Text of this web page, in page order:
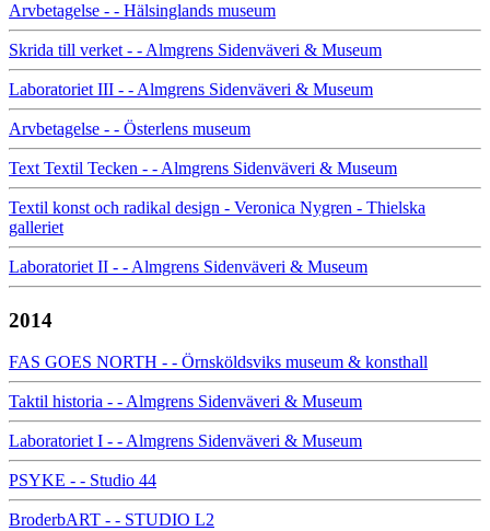
Arvbetagelse - - Hälsinglands museum
Skrida till verket - - Almgrens Sidenväveri & Museum
Laboratoriet III - - Almgrens Sidenväveri & Museum
Arvbetagelse - - Österlens museum
Text Textil Tecken - - Almgrens Sidenväveri & Museum
Textil konst och radikal design - Veronica Nygren - Thielska
galleriet
Laboratoriet II - - Almgrens Sidenväveri & Museum
2014
FAS GOES NORTH - - Örnsköldsviks museum & konsthall
Taktil historia - - Almgrens Sidenväveri & Museum
Laboratoriet I - - Almgrens Sidenväveri & Museum
PSYKE - - Studio 44
BroderbART - - STUDIO L2